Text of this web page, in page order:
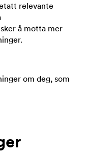
relevante
å motta mer
om deg, som